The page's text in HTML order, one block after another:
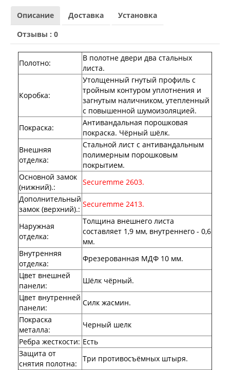
Лабиринт Термомагнит
Лабиринт Трендо
Лабиринт Тундра Плюс
Лабиринт Урбан
Лабиринт Фрост
Лабиринт Шторм
Лабиринт Эволаб
Двери Интекрон
Интекрон Брайтон Антрацит
Интекрон Вектор
Интекрон Гектор
Интекрон Греция
Интекрон Италия
Интекрон Колизей
Интекрон Колизей Белый
Интекрон Неаполь
Интекрон Олимпия
Интекрон Премьера
Интекрон Профит
Интекрон Ронда
Интекрон Сицилия
Интекрон Спарта Белая
Интекрон Спарта Грей
Интекрон Термо
Интекрон Тетра
Интекрон Фараон
Интекрон Форте
Двери АСД
Двери Ратибор
Двери Аргус
Тамбурные двери
Межкомнатные двери
Двери Альберо
Альянс
Описание Доставка
Установка
Отзывы : 0
Полотно:
В полотне двери два стальных
листа.
Коробка:
Утолщенный гнутый профиль с
тройным контуром уплотнения и
загнутым наличником, утепленный
с повышенной шумоизоляцией.
Покраска:
Антивандальная порошковая
покраска. Чёрный шёлк.
Внешняя
отделка:
Стальной лист с антивандальным
полимерным порошковым
покрытием.
Основной замок
(нижний).:
Securemme 2603.
Дополнительный
замок (верхний).:
Securemme 2413.
Наружная
отделка:
Толщина внешнего листа
составляет 1,9 мм, внутреннего - 0,6
мм.
Внутренняя
отделка:
Фрезерованная МДФ 10 мм.
Цвет внешней
панели:
Шёлк чёрный.
Цвет внутренней
панели:
Силк жасмин.
Покраска
металла:
Черный шелк
Ребра жесткости: Есть
Защита от
снятия полотна:
Три противосъёмных штыря.